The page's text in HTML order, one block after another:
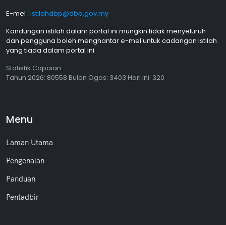
E-mel : istilahdbp@dbp.gov.my
Kandungan istilah dalam portal ini mungkin tidak menyeluruh
dan pengguna boleh menghantar e-mel untuk cadangan istilah
yang tiada dalam portal ini
Statistik Capaian:
Tahun 2026: 80558 Bulan Ogos: 3403 Hari Ini: 320
Menu
Laman Utama
Pengenalan
Panduan
Pentadbir